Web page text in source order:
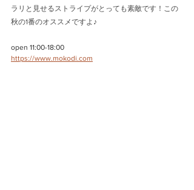
ラリと見せるストライプがとっても素敵です！この
秋の1番のオススメですよ♪
open 11:00-18:00
https://www.mokodi.com